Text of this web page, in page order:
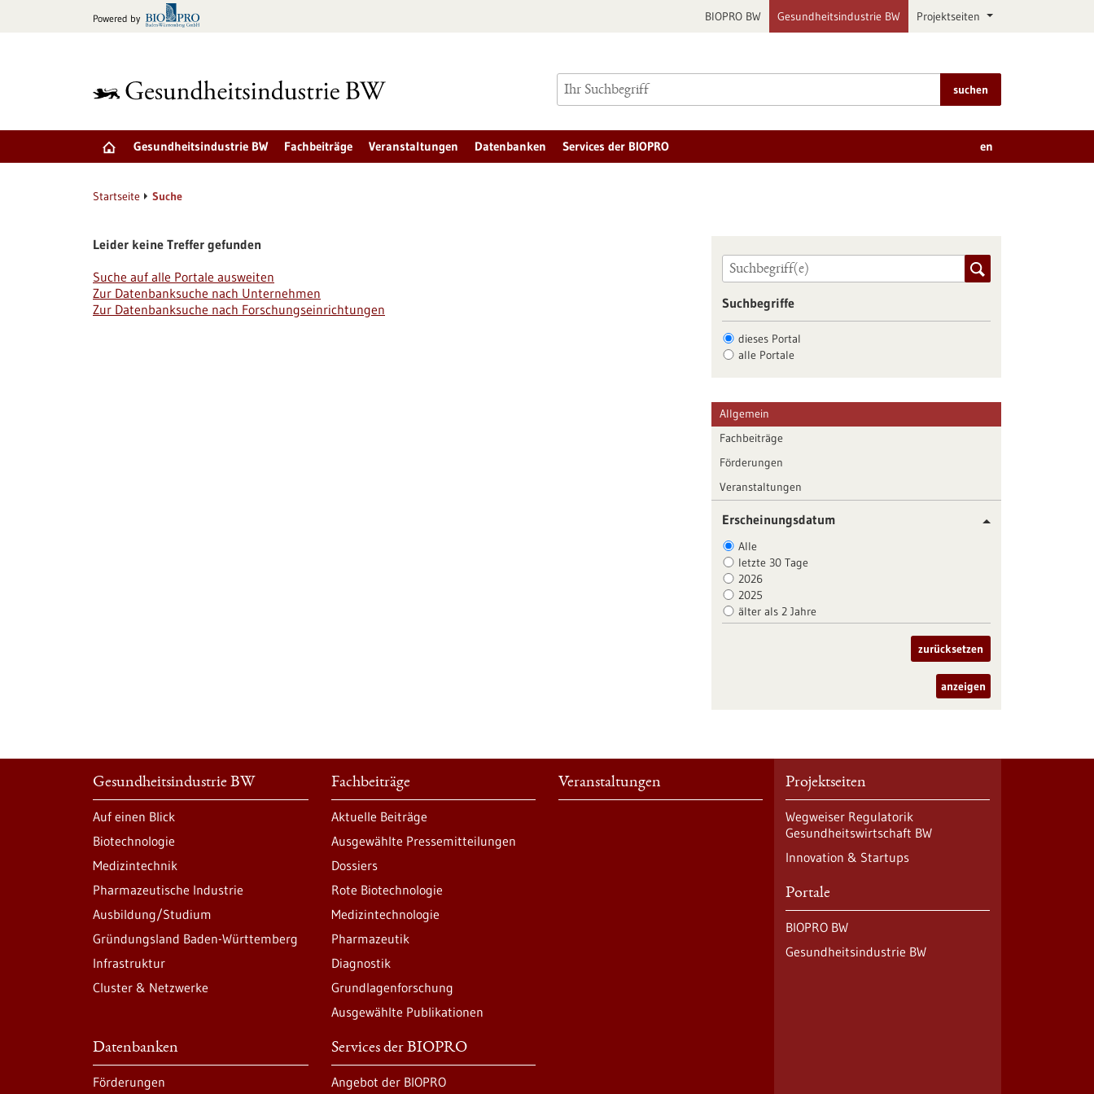
Powered by BIOPRO BW Gesundheitsindustrie BW Projektseiten
suchen
Gesundheitsindustrie BW Fachbeiträge Veranstaltungen Datenbanken Services der BIOPRO en
Startseite Suche
Leider keine Treffer gefunden
Suche auf alle Portale ausweiten
Zur Datenbanksuche nach Unternehmen
Zur Datenbanksuche nach Forschungseinrichtungen
Suchbegriffe
dieses Portal
alle Portale
Allgemein
Fachbeiträge
Förderungen
Veranstaltungen
Erscheinungsdatum
Alle
letzte 30 Tage
2026
2025
älter als 2 Jahre
zurücksetzen
anzeigen
Gesundheitsindustrie BW
Auf einen Blick
Biotechnologie
Medizintechnik
Pharmazeutische Industrie
Ausbildung/Studium
Gründungsland Baden-Württemberg
Infrastruktur
Cluster & Netzwerke
Fachbeiträge
Aktuelle Beiträge
Ausgewählte Pressemitteilungen
Dossiers
Rote Biotechnologie
Medizintechnologie
Pharmazeutik
Diagnostik
Grundlagenforschung
Ausgewählte Publikationen
Veranstaltungen
Datenbanken
Förderungen
Services der BIOPRO
Angebot der BIOPRO
Projektseiten
Wegweiser Regulatorik
Gesundheitswirtschaft BW
Innovation & Startups
Portale
BIOPRO BW
Gesundheitsindustrie BW